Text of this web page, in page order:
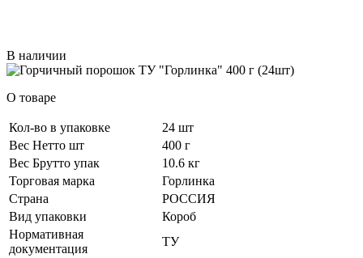
В наличии
О товаре
Кол-во в упаковке
24 шт
Вес Нетто шт
400 г
Вес Брутто упак
10.6 кг
Торговая марка
Горлинка
Страна
РОССИЯ
Вид упаковки
Короб
Нормативная
документация
ТУ